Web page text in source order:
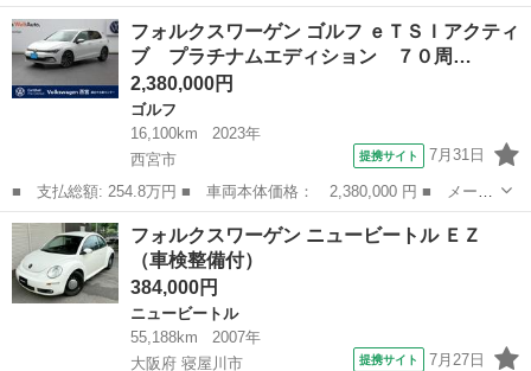
名： フォルクスワーゲン ■ 車種名： ルポ ■ グレード名： Ｇ
ＴＩ ６速マニュアル キセノンライト デジタルルームミラー 前
後ドライブレコ...
兵庫 西宮市
フォルクスワーゲン ゴルフ ｅＴＳＩアクティ
ブ プラチナムエディション ７０周…
2,380,000円
ゴルフ
16,100km
2023年
西宮市
提携サイト 7月31日
■ 支払総額: 254.8万円 ■ 車両本体価格： 2,380,000 円 ■ メーカ
ー名： フォルクスワーゲン ■ 車種名： ゴルフ ■ グレード
名： ｅＴＳＩアクティブ プラチナムエディション ７０周年記念
モデル 認定...
兵庫 西宮市 ゴルフ
フォルクスワーゲン ニュービートル ＥＺ
（車検整備付）
384,000円
ニュービートル
55,188km
2007年
大阪府 寝屋川市
提携サイト 7月27日